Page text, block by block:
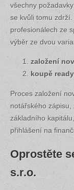
všechny
se kvůli tomu
profesionálech ze
výběr ze dvou
založení
koupě
Proces založení
notářského
základního
přihlášení na
Oprostěte
s.r.o.